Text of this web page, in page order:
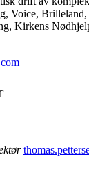
Voice,
Kirkens